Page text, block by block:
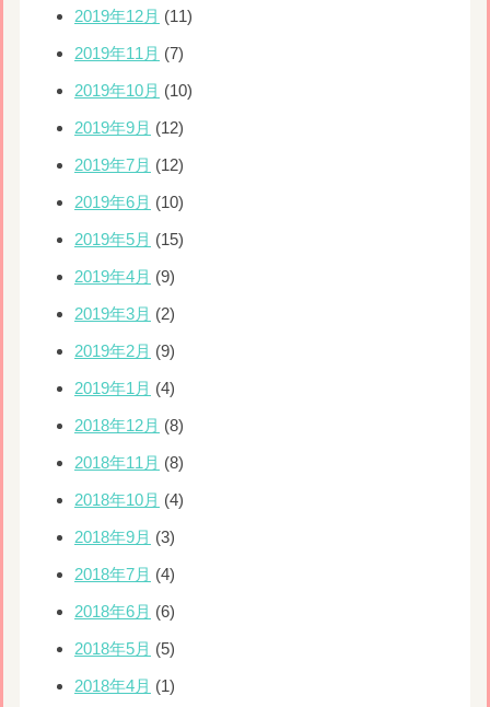
2019年12月 (11)
2019年11月 (7)
2019年10月 (10)
2019年9月 (12)
2019年7月 (12)
2019年6月 (10)
2019年5月 (15)
2019年4月 (9)
2019年3月 (2)
2019年2月 (9)
2019年1月 (4)
2018年12月 (8)
2018年11月 (8)
2018年10月 (4)
2018年9月 (3)
2018年7月 (4)
2018年6月 (6)
2018年5月 (5)
2018年4月 (1)